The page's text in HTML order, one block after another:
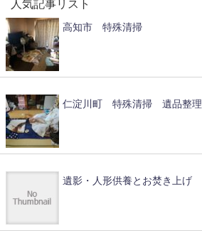
人気記事リスト
高知市 特殊清掃
仁淀川町 特殊清掃 遺品整理
遺影・人形供養とお焚き上げ